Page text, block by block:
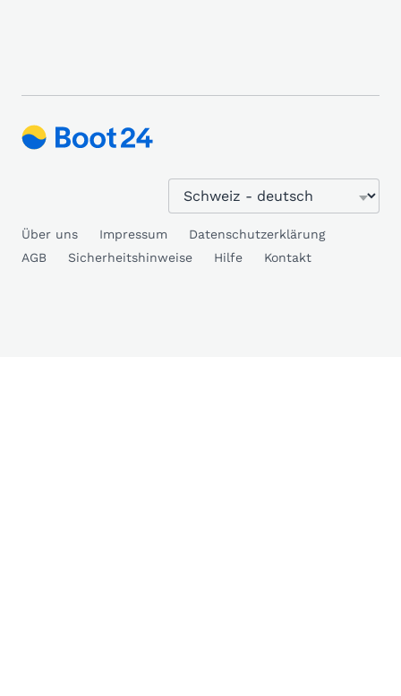
Über uns Impressum
Datenschutzerklärung
AGB
Sicherheitshinweise Hilfe Kontakt